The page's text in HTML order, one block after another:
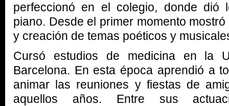
perfeccionó en el colegio, donde dió
piano. Desde el primer momento
y creación de temas poéticos y
Cursó estudios de medicina en la
Barcelona. En esta época aprendió a
animar las reuniones y fiestas de
aquellos años. Entre sus